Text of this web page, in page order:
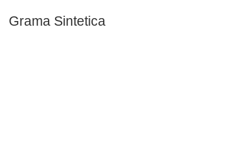
Grama Sintetica